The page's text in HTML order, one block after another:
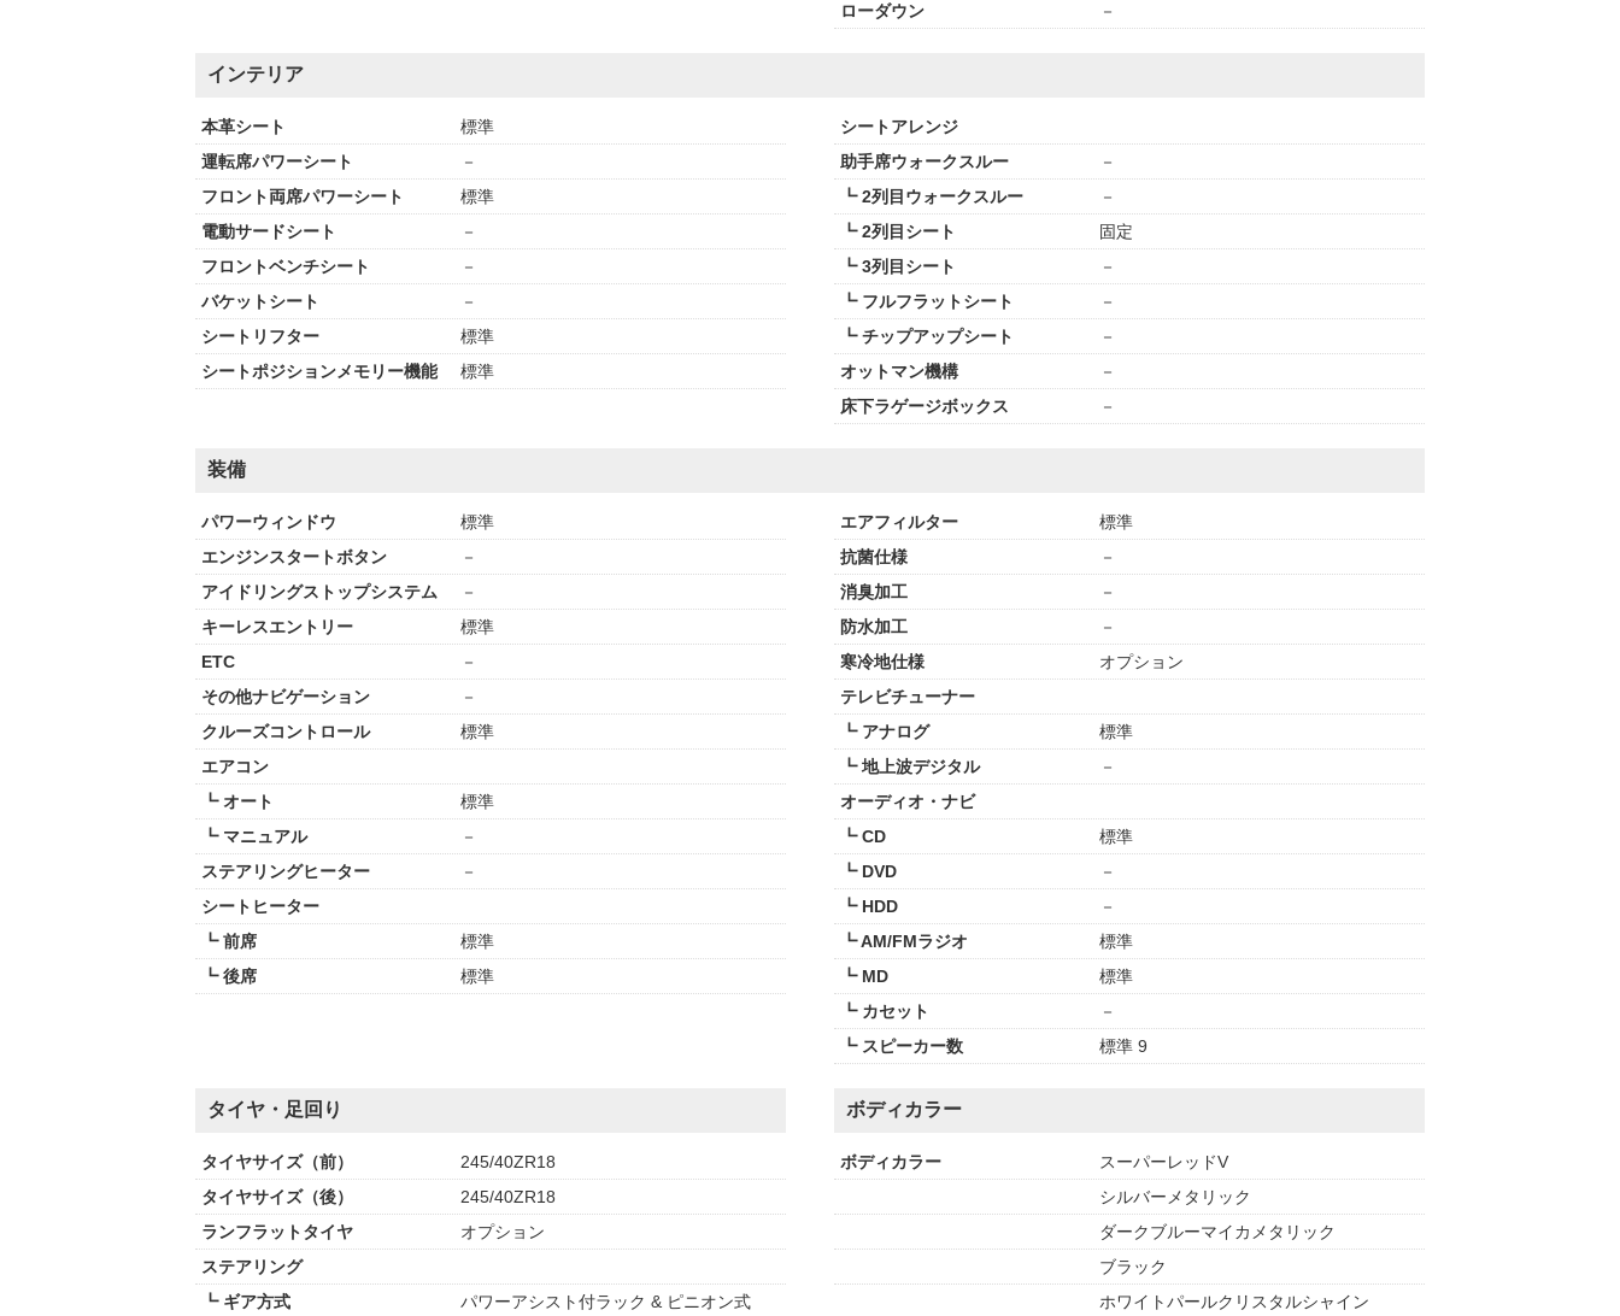
ローダウン
－
インテリア
本革シート
標準
運転席パワーシート
－
フロント両席パワーシート
標準
電動サードシート
－
フロントベンチシート
－
バケットシート
－
シートリフター
標準
シートポジションメモリー機能
標準
シートアレンジ
助手席ウォークスルー
－
┗ 2列目ウォークスルー
－
┗ 2列目シート
固定
┗ 3列目シート
－
┗ フルフラットシート
－
┗ チップアップシート
－
オットマン機構
－
床下ラゲージボックス
－
装備
パワーウィンドウ
標準
エンジンスタートボタン
－
アイドリングストップシステム
－
キーレスエントリー
標準
ETC
－
その他ナビゲーション
－
クルーズコントロール
標準
エアコン
┗ オート
標準
┗ マニュアル
－
ステアリングヒーター
－
シートヒーター
┗ 前席
標準
┗ 後席
標準
エアフィルター
標準
抗菌仕様
－
消臭加工
－
防水加工
－
寒冷地仕様
オプション
テレビチューナー
┗ アナログ
標準
┗ 地上波デジタル
－
オーディオ・ナビ
┗ CD
標準
┗ DVD
－
┗ HDD
－
┗ AM/FMラジオ
標準
┗ MD
標準
┗ カセット
－
┗ スピーカー数
標準 9
タイヤ・足回り
タイヤサイズ（前）
245/40ZR18
タイヤサイズ（後）
245/40ZR18
ランフラットタイヤ
オプション
ステアリング
┗ ギア方式
パワーアシスト付ラック & ピニオン式
ボディカラー
ボディカラー
スーパーレッドV
シルバーメタリック
ダークブルーマイカメタリック
ブラック
ホワイトパールクリスタルシャイン